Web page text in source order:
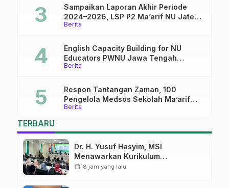
Berita
Sampaikan Laporan Akhir Periode
2024–2026, LSP P2 Ma’arif NU Jateng
Mantapkan Sinergi Link and Match
Berita
English Capacity Building for NU
Educators PWNU Jawa Tengah
Batch#4; Membuka Jalan Menuju
Berita
Respon Tantangan Zaman, 100
Pengelola Medsos Sekolah Ma’arif
Pekalongan Ikuti Pelatihan Literasi
TERBARU
Dr. H. Yusuf Hasyim, MSI
Menawarkan Kurikulum
Diversifikasi, Harapan Baru dalam
calendar_month18 jam yang lalu